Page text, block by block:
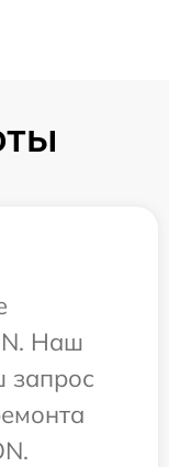
Наш
запрос